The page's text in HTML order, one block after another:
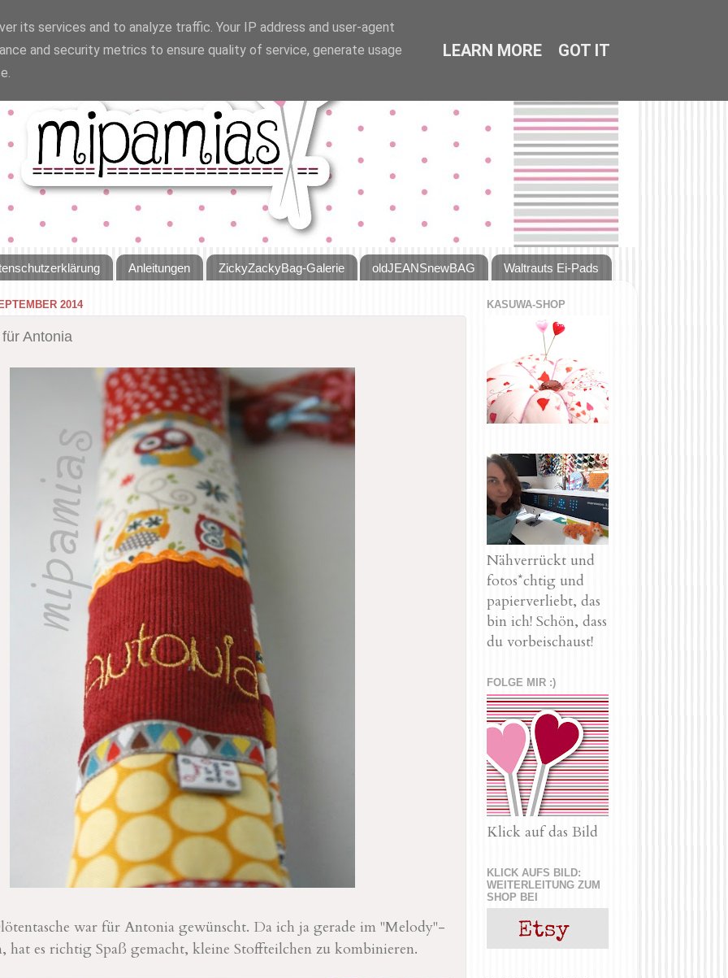
Anleitungen ZickyZackyBag-Galerie oldJEANSnewBAG Waltrauts Ei-Pads
2014
Antonia
war für Antonia gewünscht. Da ich ja gerade im "Melody"-
hat es richtig Spaß gemacht, kleine Stoffteilchen zu kombinieren.
KASUWA-SHOP
Nähverrückt und
fotos*chtig und
papierverliebt, das
bin ich! Schön, dass
du vorbeischaust!
FOLGE MIR :)
Klick auf das Bild
KLICK AUFS BILD:
WEITERLEITUNG ZUM
SHOP BEI
its services and to analyze traffic. Your IP address and user-agent
and security metrics to ensure quality of service, generate usage
LEARN MORE GOT IT